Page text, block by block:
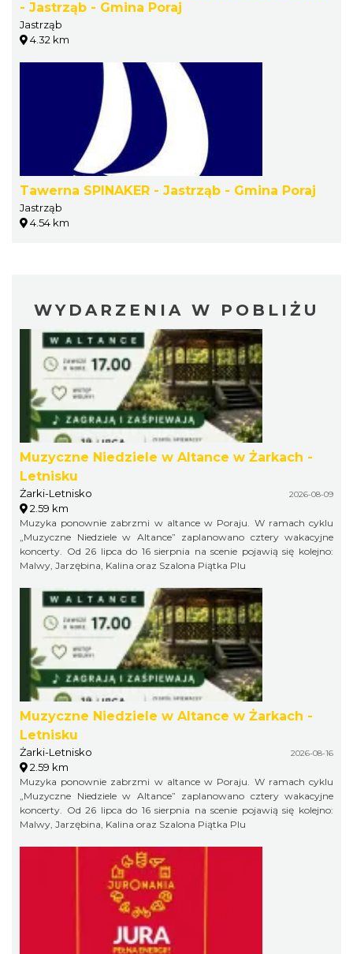
- Jastrząb - Gmina Poraj
Jastrząb
4.32 km
Tawerna SPINAKER - Jastrząb - Gmina Poraj
Jastrząb
4.54 km
WYDARZENIA W POBLIŻU
Muzyczne Niedziele w Altance w Żarkach -
Letnisku
Żarki-Letnisko 2026-08-09
2.59 km
Muzyka ponownie zabrzmi w altance w Poraju. W ramach cyklu
„Muzyczne Niedziele w Altance” zaplanowano cztery wakacyjne
koncerty. Od 26 lipca do 16 sierpnia na scenie pojawią się kolejno:
Malwy, Jarzębina, Kalina oraz Szalona Piątka Plu
Muzyczne Niedziele w Altance w Żarkach -
Letnisku
Żarki-Letnisko 2026-08-16
2.59 km
Muzyka ponownie zabrzmi w altance w Poraju. W ramach cyklu
„Muzyczne Niedziele w Altance” zaplanowano cztery wakacyjne
koncerty. Od 26 lipca do 16 sierpnia na scenie pojawią się kolejno:
Malwy, Jarzębina, Kalina oraz Szalona Piątka Plu